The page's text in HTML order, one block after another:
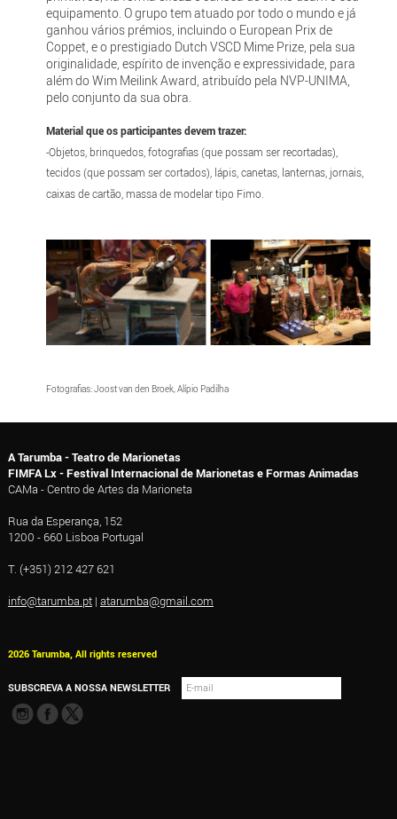
equipamento. O grupo tem atuado por todo o mundo e já
ganhou vários prémios, incluindo o European Prix de
Coppet, e o prestigiado Dutch VSCD Mime Prize, pela sua
originalidade, espírito de invenção e expressividade, para
além do Wim Meilink Award, atribuído pela NVP-UNIMA,
pelo conjunto da sua obra.
Material que os participantes devem trazer:
-Objetos, brinquedos, fotografias (que possam ser recortadas),
tecidos (que possam ser cortados), lápis, canetas, lanternas, jornais,
caixas de cartão, massa de modelar tipo Fimo.
Fotografias: Joost van den Broek, Alípio Padilha
A Tarumba - Teatro de Marionetas
FIMFA Lx - Festival Internacional de Marionetas e Formas Animadas
CAMa - Centro de Artes da Marioneta
Rua da Esperança, 152
1200 - 660 Lisboa Portugal
T. (+351) 212 427 621
info@tarumba.pt| atarumba@gmail.com
2026 Tarumba, All rights reserved
SUBSCREVA A NOSSA NEWSLETTER